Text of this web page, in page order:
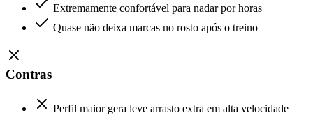
Extremamente confortável para nadar por horas
Quase não deixa marcas no rosto após o treino
Contras
Perfil maior gera leve arrasto extra em alta velocidade